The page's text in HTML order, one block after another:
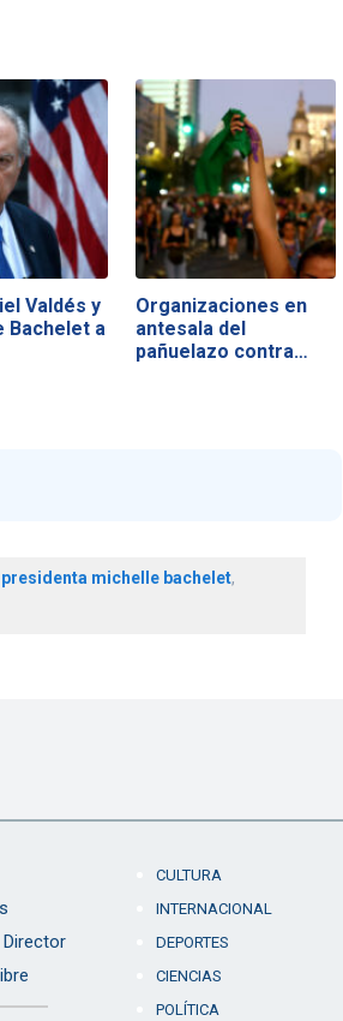
Valdés y
Bachelet a
Organizaciones en
antesala del
pañuelazo contra…
presidenta michelle bachelet,
CULTURA
INTERNACIONAL
DEPORTES
CIENCIAS
POLÍTICA